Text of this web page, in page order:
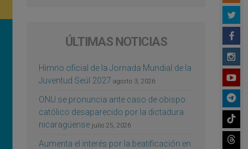
ÚLTIMAS NOTICIAS
Himno oficial de la Jornada Mundial de la
Juventud Seúl 2027 agosto 3, 2026
ONU se pronuncia ante caso de obispo
católico desaparecido por la dictadura
nicaragüense julio 25, 2026
Aumenta el interés por la beatificación en